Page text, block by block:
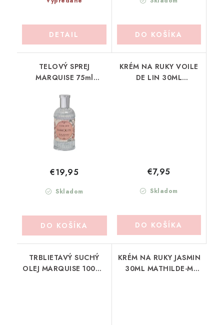
DETAIL DO KOŠÍKA
TELOVÝ SPREJ
MARQUISE 75ml
(BRUCMA)
Skladom
€19,95
DO KOŠÍKA
KRÉM NA RUKY VOILE
DE LIN 30ML
Skladom
€7,95
DO KOŠÍKA
TRBLIETAVÝ SUCHÝ
OLEJ MARQUISE 100ML
KRÉM NA RUKY JASMIN
30ML MATHILDE-M